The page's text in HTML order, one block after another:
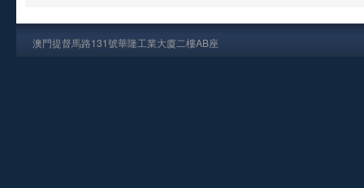
澳門提督馬路131號華隆工業大廈二樓AB座